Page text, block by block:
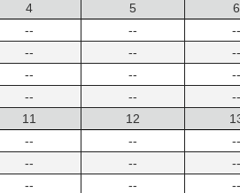
4
--
--
--
--
5
--
--
--
--
6
--
--
--
--
11
--
--
--
12
--
--
--
--
--
--